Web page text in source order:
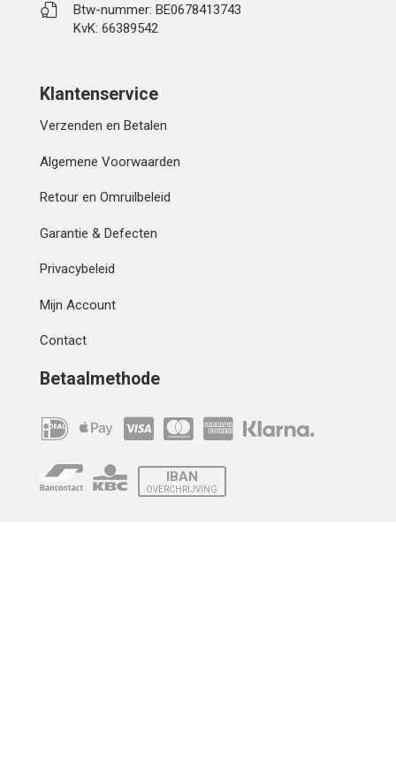
Btw-nummer: BE0678413743
KvK: 66389542
Klantenservice
Verzenden en Betalen
Algemene Voorwaarden
Retour en Omruilbeleid
Garantie & Defecten
Privacybeleid
Mijn Account
Contact
Betaalmethode
IBAN
OVERCHRIJVING